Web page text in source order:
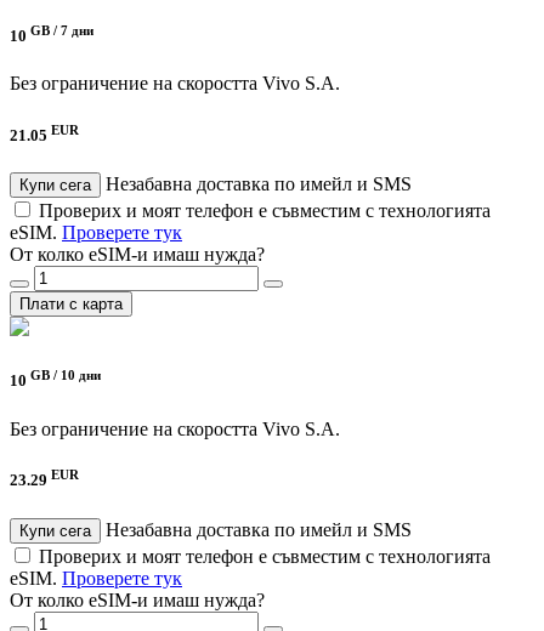
10 GB / 7 дни
Без ограничение на скоростта Vivo S.A.
21.05 EUR
Купи сега
Незабавна доставка по имейл и SMS
Проверих и моят телефон е съвместим с технологията
eSIM. Проверете тук
От колко eSIM-и имаш нужда?
Плати с карта
10 GB / 10 дни
Без ограничение на скоростта Vivo S.A.
23.29 EUR
Купи сега
Незабавна доставка по имейл и SMS
Проверих и моят телефон е съвместим с технологията
eSIM. Проверете тук
От колко eSIM-и имаш нужда?